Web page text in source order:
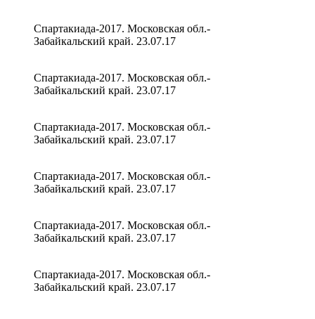
Спартакиада-2017. Московская обл.-
Забайкальский край. 23.07.17
Спартакиада-2017. Московская обл.-
Забайкальский край. 23.07.17
Спартакиада-2017. Московская обл.-
Забайкальский край. 23.07.17
Спартакиада-2017. Московская обл.-
Забайкальский край. 23.07.17
Спартакиада-2017. Московская обл.-
Забайкальский край. 23.07.17
Спартакиада-2017. Московская обл.-
Забайкальский край. 23.07.17